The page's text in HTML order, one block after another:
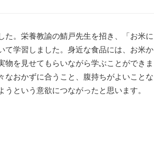
た。栄養教諭の鯖戸先生を招き、「お米に
て学習しました。身近な食品には、お米か
を見せてもらいながら学ぶことができま
なおかずに合うこと、腹持ちがよいことな
という意欲につながったと思います。